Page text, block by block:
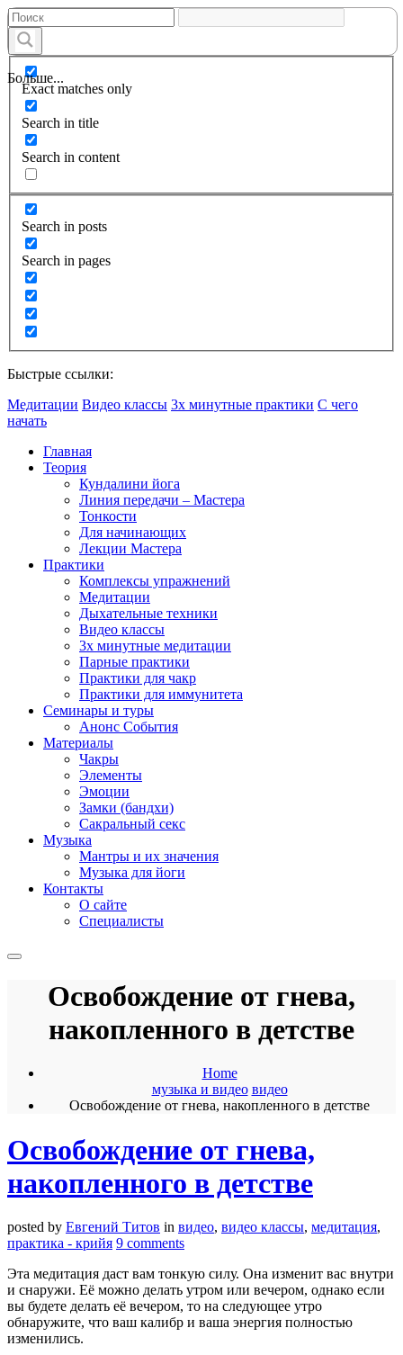
Больше...
Exact matches only
Search in title
Search in content
Search in posts
Search in pages
Быстрые ссылки:
Медитации Видео классы 3х минутные практики С чего
начать
Главная
Теория
Кундалини йога
Линия передачи – Мастера
Тонкости
Для начинающих
Лекции Мастера
Практики
Комплексы упражнений
Медитации
Дыхательные техники
Видео классы
3х минутные медитации
Парные практики
Практики для чакр
Практики для иммунитета
Семинары и туры
Анонс События
Материалы
Чакры
Элементы
Эмоции
Замки (бандхи)
Сакральный секс
Музыка
Мантры и их значения
Музыка для йоги
Контакты
О сайте
Специалисты
Освобождение от гнева,
накопленного в детстве
Home
музыка и видео видео
Освобождение от гнева, накопленного в детстве
Освобождение от гнева,
накопленного в детстве
posted by Евгений Титов in видео, видео классы, медитация,
практика - крийя 9 comments
Эта медитация даст вам тонкую силу. Она изменит вас внутри
и снаружи. Её можно делать утром или вечером, однако если
вы будете делать её вечером, то на следующее утро
обнаружите, что ваш калибр и ваша энергия полностью
изменились.